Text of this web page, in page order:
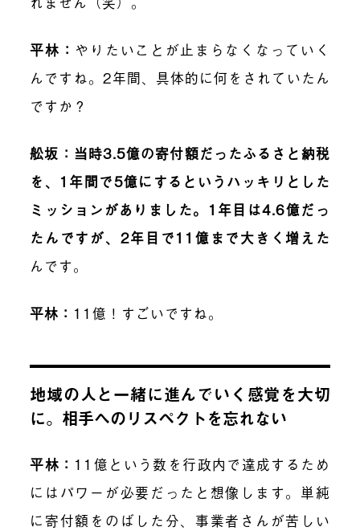
平林： やりたいことが止まらなくなっていく
んですね。2年間、具体的に何をされていたん
ですか？
舩坂：当時3.5億の寄付額だったふるさと納税
を、1年間で5億にするというハッキリとした
ミッションがありました。1年目は4.6億だっ
たんですが、2年目で11億まで大きく増えた
んです。
平林： 11億！すごいですね。
地域の人と一緒に進んでいく感覚を大切
に。相手へのリスペクトを忘れない
平林： 11億という数を行政内で達成するため
にはパワーが必要だったと想像します。単純
に寄付額をのばした分、事業者さんが苦しい